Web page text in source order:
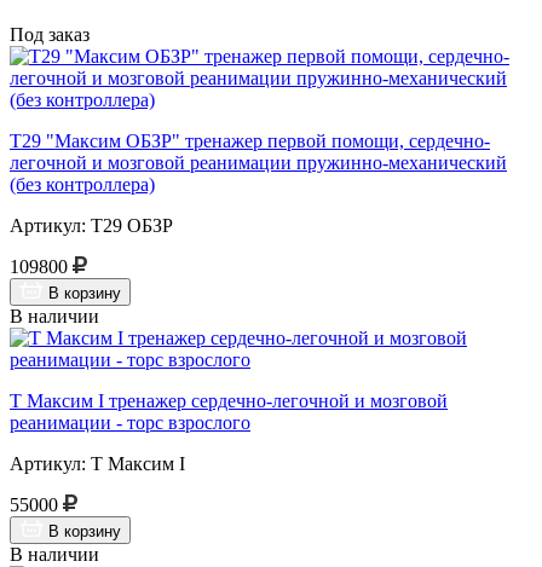
Под заказ
Т29 "Максим ОБЗР" тренажер первой помощи, сердечно-
легочной и мозговой реанимации пружинно-механический
(без контроллера)
Артикул: Т29 ОБЗР
109800
В корзину
В наличии
Т Максим I тренажер сердечно-легочной и мозговой
реанимации - торс взрослого
Артикул: Т Максим I
55000
В корзину
В наличии